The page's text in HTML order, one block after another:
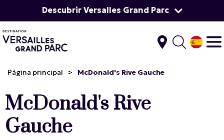
Descubrir Versalles Grand Parc
Página principal > McDonald's Rive Gauche
McDonald's Rive
Gauche